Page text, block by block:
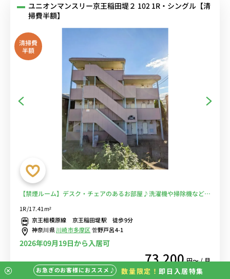
ユニオンマンスリー京王稲田堤２ 102 1R・シングル【清
掃費半額】
清掃費
半額
【禁煙ルーム】デスク・チェアのあるお部屋♪洗濯機や掃除機など生
なしでアクセス■選べるWi-Fi格安レンタル中！
1R/17.41m²
京王相模原線 京王稲田堤駅 徒歩9分
神奈川県川崎市多摩区菅野戸呂4-1
2026年09月19日から入居可
73,200 円〜 / 月
お急ぎのお客様におススメ♪ 数量限定！ 即日入居特集